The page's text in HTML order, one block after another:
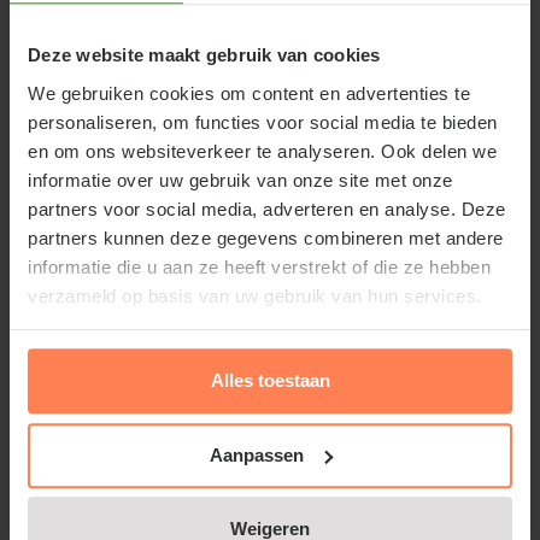
Deze website maakt gebruik van cookies
We gebruiken cookies om content en advertenties te
personaliseren, om functies voor social media te bieden
en om ons websiteverkeer te analyseren. Ook delen we
informatie over uw gebruik van onze site met onze
partners voor social media, adverteren en analyse. Deze
partners kunnen deze gegevens combineren met andere
informatie die u aan ze heeft verstrekt of die ze hebben
verzameld op basis van uw gebruik van hun services.
Alles toestaan
Aanpassen
Weigeren
solitair. Viburnum 'Eve Price' bloeit al in januari met
opvallende schermen, bestaande uit rode
bloemknopjes, waaruit de witroze bloemetjes
ontstaan. De Sneeuwbal is vorstgevoelig.
Standplaats Viburnum tinus 'Eve
Price'
Geef de Sneeuwbal een beschutte standplaats in de
zon of halfschaduw op een goed doorlaatbare,
lichtzure, humusrijke bodem. Gebruik
aanplanten en geef elk jaar watorganische mest
koemestkorrels) in het voorjaar.